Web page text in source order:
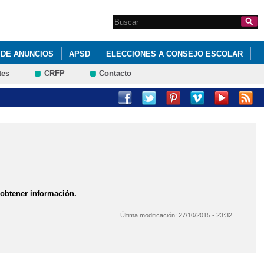
Formulario de
búsqueda
Search this site
ANUNCIOS APSD ELECCIONES A CONSEJO ESCOLAR
EL VOTO POR CORREO PROYECTOS DE DIRECCIÓN
CRFP Contacto
información.
Última modificación:27/10/2015 - 23:32